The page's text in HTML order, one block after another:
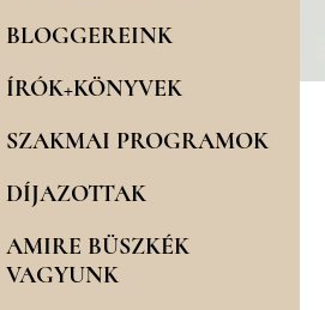
BLOGGEREINK
ÍRÓK+KÖNYVEK
SZAKMAI PROGRAMOK
DÍJAZOTTAK
AMIRE BÜSZKÉK
VAGYUNK